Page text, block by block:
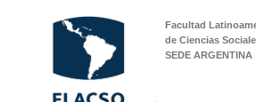
Facultad
de Ciencias
SEDE ARGENTINA